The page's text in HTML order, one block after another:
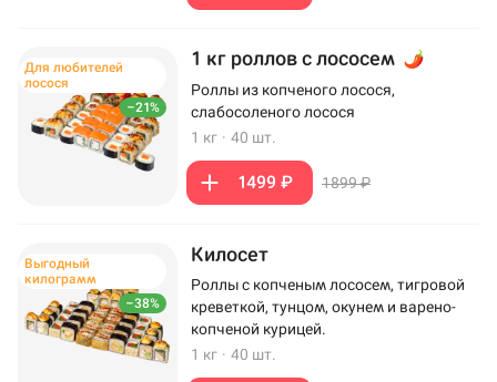
–21%
Для любителей
лосося
1 кг роллов с лососем
Роллы из копченого лосося,
слабосоленого лосося
1 кг · 40 шт.
1499 ₽ 1899 ₽
–38%
Выгодный
килограмм
Килосет
Роллы с копченым лососем, тигровой
креветкой, тунцом, окунем и варено-
копченой курицей.
1 кг · 40 шт.